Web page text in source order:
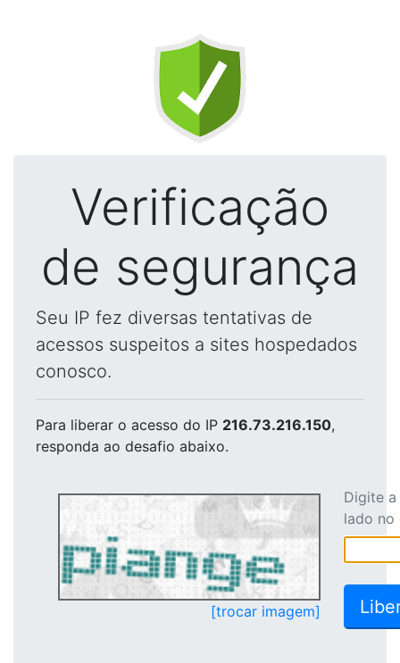
Verificação
de segurança
Seu IP fez diversas tentativas de
acessos suspeitos a sites hospedados
conosco.
Para liberar o acesso do IP 216.73.216.150,
responda ao desafio abaixo.
[trocar imagem]
Digite
lado no